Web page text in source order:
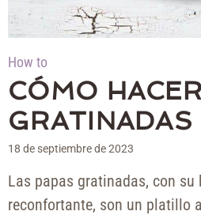
How to
CÓMO
GRATINADAS
18 de septiembre de 2023
Las papas gratinadas, con su
reconfortante, son un platillo